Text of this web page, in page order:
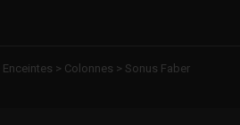
Enceintes > Colonnes > Sonus Faber